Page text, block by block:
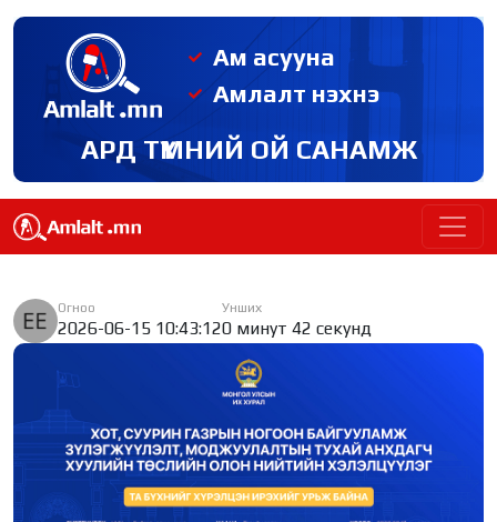
Ам асууна
Амлалт нэхнэ
АРД ТҮМНИЙ ОЙ САНАМЖ
Огноо
2026-06-15 10:43:12
Унших
0 минут 42 секунд